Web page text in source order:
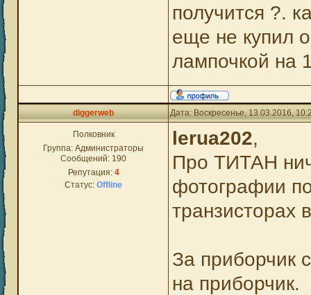
получится ?.
еще не купил
лампочкой на
diggerweb Дата: Воскресенье, 13.03.2016,
Полковник
Группа: Администраторы
Сообщений: 190
Репутация: 4
Статус: Offline
lerua202,
Про ТИТАН
фотографии
транзисторах
За приборчик
на приборчик.